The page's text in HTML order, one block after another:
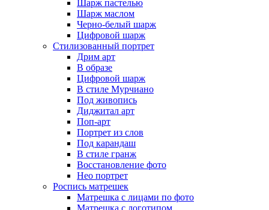
Шарж пастелью
Шарж маслом
Черно-белый шарж
Цифровой шарж
Стилизованный портрет
Дрим арт
В образе
Цифровой шарж
В стиле Мурчиано
Под живопись
Диджитал арт
Поп-арт
Портрет из слов
Под карандаш
В стиле гранж
Восстановление фото
Нео портрет
Роспись матрешек
Матрешка с лицами по фото
Матрешка с логотипом